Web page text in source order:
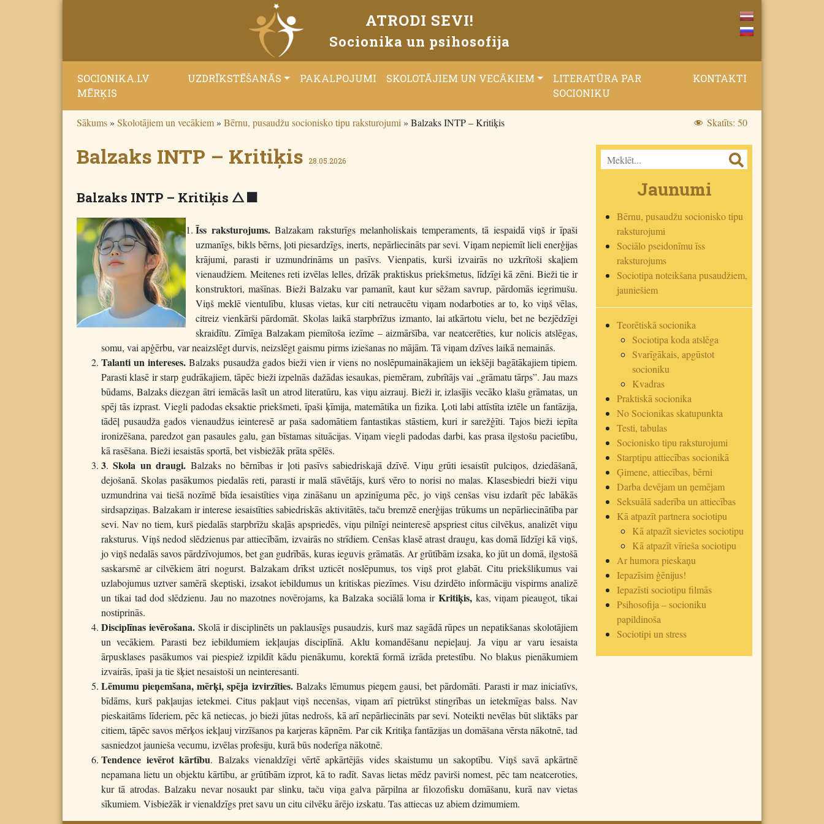
ATRODI SEVI!
Socionika un psihosofija
SOCIONIKA.LV
MĒRĶIS
UZDRĪKSTĒŠANĀS PAKALPOJUMI SKOLOTĀJIEM UN VECĀKIEM
LITERATŪRA PAR
SOCIONIKU
KONTAKTI
Sākums» Skolotājiem un vecākiem» Bērnu, pusaudžu socionisko tipu raksturojumi » Balzaks INTP – Kritiķis Skatīts: 50
Balzaks INTP – Kritiķis 28.05.2026
Balzaks INTP – Kritiķis T P
Īss raksturojums.Balzakam raksturīgs melanholiskais temperaments, tā iespaidā viņš ir īpaši
uzmanīgs, bikls bērns, ļoti piesardzīgs, inerts, nepārliecināts par sevi. Viņam nepiemīt lieli enerģijas
krājumi, parasti ir uzmundrināms un pasīvs. Vienpatis, kurši izvairās no uzkrītoši skaļiem
vienaudžiem. Meitenes reti izvēlas lelles, drīzāk praktiskus priekšmetus, līdzīgi kā zēni. Bieži tie ir
konstruktori, mašīnas. Bieži Balzaku var pamanīt, kaut kur sēžam savrup, pārdomās iegrimušu.
Viņš meklē vientulību, klusas vietas, kur citi netraucētu viņam nodarboties ar to, ko viņš vēlas,
citreiz vienkārši pārdomāt. Skolas laikā starpbrīžus izmanto, lai atkārtotu vielu, bet ne bezjēdzīgi
skraidītu. Zīmīga Balzakam piemītoša iezīme – aizmāršība, var neatcerēties, kur nolicis atslēgas,
somu, vai apģērbu, var neaizslēgt durvis, neizslēgt gaismu pirms iziešanas no mājām. Tā viņam dzīves laikā nemainās.
Talanti un intereses.Balzaks pusaudža gados bieži vien ir viens no noslēpumainākajiem un iekšēji bagātākajiem tipiem.
Parasti klasē ir starp gudrākajiem, tāpēc bieži izpelnās dažādas iesaukas, piemēram, zubrītājs vai „grāmatu tārps”. Jau mazs
būdams, Balzaks diezgan ātri iemācās lasīt un atrod literatūru, kas viņu aizrauj. Bieži ir, izlasījis vecāko klašu grāmatas, un
spēj tās izprast. Viegli padodas eksaktie priekšmeti, īpaši ķīmija, matemātika un fizika. Ļoti labi attīstīta iztēle un fantāzija,
tādēļ pusaudža gados vienaudžus ieinteresē ar paša sadomātiem fantastikas stāstiem, kuri ir sarežģīti. Tajos bieži iepīta
ironizēšana, paredzot gan pasaules galu, gan bīstamas situācijas. Viņam viegli padodas darbi, kas prasa ilgstošu pacietību,
kā rasēšana. Bieži iesaistās sportā, bet visbiežāk prāta spēlēs.
3.Skola un draugi. Balzaks no bērnības ir ļoti pasīvs sabiedriskajā dzīvē. Viņu grūti iesaistīt pulciņos, dziedāšanā,
dejošanā. Skolas pasākumos piedalās reti, parasti ir malā stāvētājs, kurš vēro to norisi no malas. Klasesbiedri bieži viņu
uzmundrina vai tiešā nozīmē bīda iesaistīties viņa zināšanu un apzinīguma pēc, jo viņš cenšas visu izdarīt pēc labākās
sirdsapziņas. Balzakam ir interese iesaistīties sabiedriskās aktivitātēs, taču bremzē enerģijas trūkums un nepārliecinātība par
sevi. Nav no tiem, kurš piedalās starpbrīžu skaļās apspriedēs, viņu pilnīgi neinteresē apspriest citus cilvēkus, analizēt viņu
raksturus. Viņš nedod slēdzienus par attiecībām, izvairās no strīdiem. Cenšas klasē atrast draugu, kas domā līdzīgi kā viņš,
jo viņš nedalās savos pārdzīvojumos, bet gan gudrībās, kuras ieguvis grāmatās. Ar grūtībām izsaka, ko jūt un domā, ilgstošā
saskarsmē ar cilvēkiem ātri nogurst. Balzakam drīkst uzticēt noslēpumus, tos viņš prot glabāt. Citu priekšlikumus vai
uzlabojumus uztver samērā skeptiski, izsakot iebildumus un kritiskas piezīmes. Visu dzirdēto informāciju vispirms analizē
un tikai tad dod slēdzienu. Jau no mazotnes novērojams, ka Balzaka sociālā loma ir Kritiķis,kas, viņam pieaugot, tikai
nostiprinās.
Disciplīnas ievērošana.Skolā ir disciplinēts un paklausīgs pusaudzis, kurš maz sagādā rūpes un nepatikšanas skolotājiem
un vecākiem. Parasti bez iebildumiem iekļaujas disciplīnā. Aklu komandēšanu nepieļauj. Ja viņu ar varu iesaista
ārpusklases pasākumos vai piespiež izpildīt kādu pienākumu, korektā formā izrāda pretestību. No blakus pienākumiem
izvairās, īpaši ja tie šķiet nesaistoši un neinteresanti.
Lēmumu pieņemšana, mērķi, spēja izvirzīties.Balzaks lēmumus pieņem gausi, bet pārdomāti. Parasti ir maz iniciatīvs,
bīdāms, kurš pakļaujas ietekmei. Citus pakļaut viņš necenšas, viņam arī pietrūkst stingrības un ietekmīgas balss. Nav
pieskaitāms līderiem, pēc kā netiecas, jo bieži jūtas nedrošs, kā arī nepārliecināts par sevi. Noteikti nevēlas būt sliktāks par
citiem, tāpēc savos mērķos iekļauj virzīšanos pa karjeras kāpnēm. Par cik Kritiķa fantāzijas un domāšana vērsta nākotnē, tad
sasniedzot jaunieša vecumu, izvēlas profesiju, kurā būs noderīga nākotnē.
Tendence ievērot kārtību. Balzaks vienaldzīgi vērtē apkārtējās vides skaistumu un sakoptību. Viņš savā apkārtnē
nepamana lietu un objektu kārtību, ar grūtībām izprot, kā to radīt. Savas lietas mēdz pavirši nomest, pēc tam neatceroties,
kur tā atrodas. Balzaku nevar nosaukt par slinku, taču viņa galva pārpilna ar filozofisku domāšanu, kurā nav vietas
sīkumiem. Visbiežāk ir vienaldzīgs pret savu un citu cilvēku ārējo izskatu. Tas attiecas uz abiem dzimumiem.
Jaunumi
Bērnu, pusaudžu socionisko tipu
raksturojumi
Sociālo pseidonīmu īss
raksturojums
Sociotipa noteikšana pusaudžiem,
jauniešiem
Teorētiskā socionika
Sociotipa koda atslēga
Svarīgākais, apgūstot
socioniku
Kvadras
Praktiskā socionika
No Socionikas skatupunkta
Testi, tabulas
Socionisko tipu raksturojumi
Starptipu attiecības socionikā
Ģimene, attiecības, bērni
Darba devējam un ņemējam
Seksuālā saderība un attiecības
Kā atpazīt partnera sociotipu
Kā atpazīt sievietes sociotipu
Kā atpazīt vīrieša sociotipu
Ar humora pieskaņu
Iepazīsim ģēnijus!
Iepazīsti sociotipu filmās
Psihosofija – socioniku
papildinoša
Sociotipi un stress